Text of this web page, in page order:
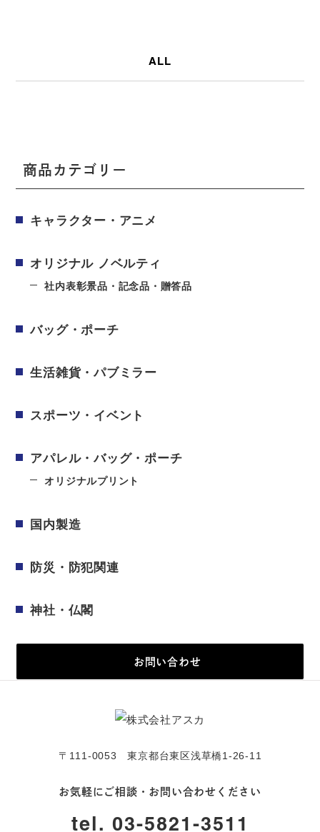
ALL
商品カテゴリー
キャラクター・アニメ
オリジナル ノベルティ
社内表彰景品・記念品・贈答品
バッグ・ポーチ
生活雑貨・パブミラー
スポーツ・イベント
アパレル・バッグ・ポーチ
オリジナルプリント
国内製造
防災・防犯関連
神社・仏閣
お問い合わせ
〒111-0053 東京都台東区浅草橋1-26-11
お気軽にご相談・お問い合わせください
tel. 03-5821-3511